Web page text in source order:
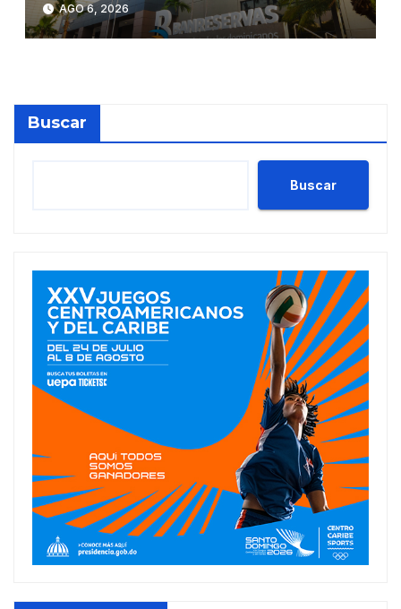
de Moody’s Local RD con
perspectiva Estable
AGO 6, 2026
Buscar
Buscar